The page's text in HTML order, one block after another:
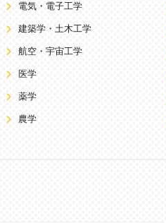
電気・電子工学
建築学・土木工学
航空・宇宙工学
医学
薬学
農学